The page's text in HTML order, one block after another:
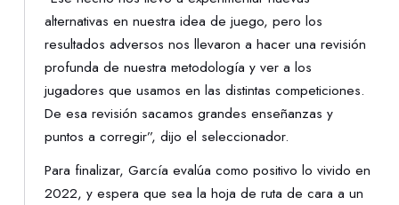
alternativas en nuestra idea de juego, pero los
resultados adversos nos llevaron a hacer una revisión
profunda de nuestra metodología y ver a los
jugadores que usamos en las distintas competiciones.
De esa revisión sacamos grandes enseñanzas y
puntos a corregir”, dijo el seleccionador.
Para finalizar, García evalúa como positivo lo vivido en
2022, y espera que sea la hoja de ruta de cara a un